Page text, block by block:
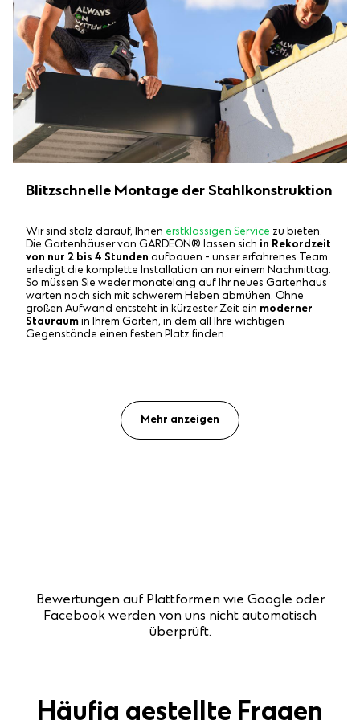
Blitzschnelle Montage der Stahlkonstruktion
Wir sind stolz darauf, Ihnen erstklassigen Service zu bieten.
Die Gartenhäuser von GARDEON® lassen sich in Rekordzeit
von nur 2 bis 4 Stunden aufbauen - unser erfahrenes Team
erledigt die komplette Installation an nur einem Nachmittag.
So müssen Sie weder monatelang auf Ihr neues Gartenhaus
warten noch sich mit schwerem Heben abmühen. Ohne
großen Aufwand entsteht in kürzester Zeit ein moderner
Stauraumin Ihrem Garten, in dem all Ihre wichtigen
Gegenstände einen festen Platz finden.
Mehr anzeigen
Bewertungen auf Plattformen wie Google oder
Facebook werden von uns nicht automatisch
überprüft.
Häufig gestellte Fragen